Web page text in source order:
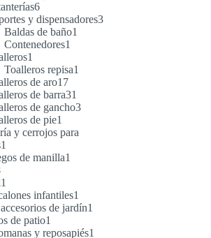
66
productos
y dispensadores33
Baldas de baño1
Contenedores1
1
producto
Toalleros repisa1
de aro1717
productos
de barra31
productos
de gancho33
de pie1
producto
y cerrojos para
1
producto
de manilla1
18
productos
1
productoinfantiles1
producto
de jardín1
de patio1
producto
y reposapiés1